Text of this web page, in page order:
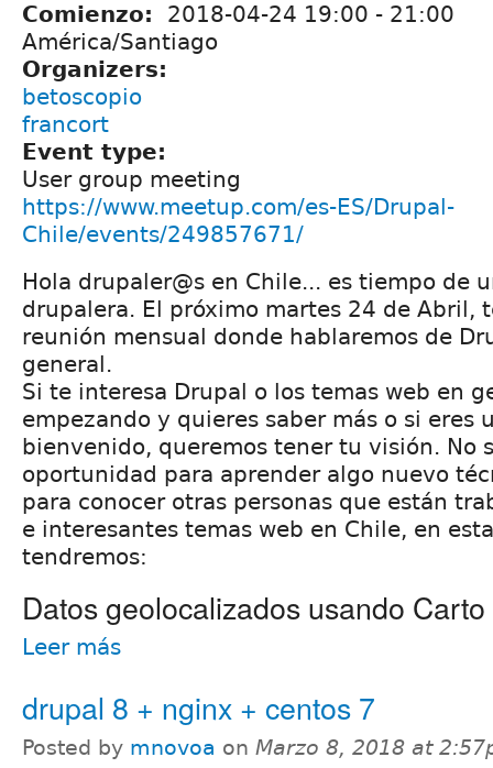
Comienzo: 2018-04-24 19:00 - 21:00
América/Santiago
Organizers:
betoscopio
francort
Event type:
User group meeting
https://www.meetup.com/es-ES/Drupal-
Chile/events/249857671/
Hola drupaler@s en Chile... es tiempo de
drupalera. El próximo martes 24 de Abril,
reunión mensual donde hablaremos de
general.
Si te interesa Drupal o los temas web en
empezando y quieres saber más o si eres
bienvenido, queremos tener tu visión. No
oportunidad para aprender algo nuevo
para conocer otras personas que están
e interesantes temas web en Chile, en
tendremos:
Datos geolocalizados usando
Leer más
drupal 8 + nginx + centos 7
Posted by mnovoa on Marzo 8, 2018 at